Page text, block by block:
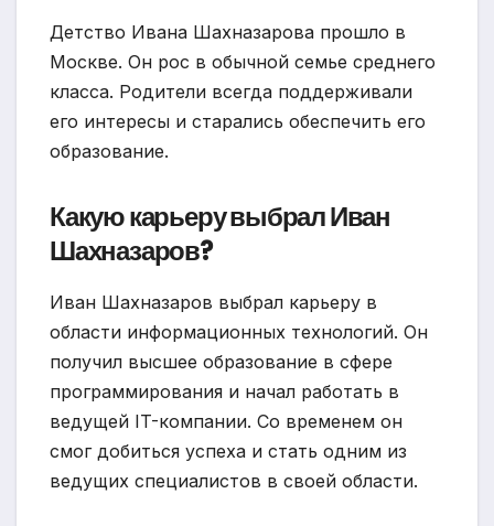
Детство Ивана Шахназарова прошло в
Москве. Он рос в обычной семье среднего
класса. Родители всегда поддерживали
его интересы и старались обеспечить его
образование.
Какую карьеру выбрал Иван
Шахназаров?
Иван Шахназаров выбрал карьеру в
области информационных технологий. Он
получил высшее образование в сфере
программирования и начал работать в
ведущей IT-компании. Со временем он
смог добиться успеха и стать одним из
ведущих специалистов в своей области.